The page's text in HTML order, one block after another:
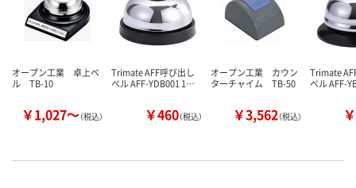
オープン工業 卓上ベ
ル TB-10
￥1,027～（税込）
Trimate AFF呼び出し
ベル AFF-YDB001 1…
￥460（税込）
オープン工業 カウン
ターチャイム TB-50
￥3,562（税込）
Trimate
ベル AFF-